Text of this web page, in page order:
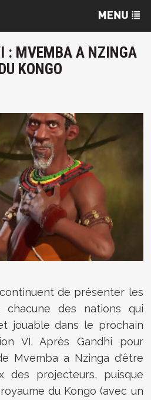
: MVEMBA A NZINGA
KONGO
de présenter les
des nations qui
jouable dans le prochain
VI. Après Gandhi pour
Mvemba a Nzinga d'être
des projecteurs, puisque
du Kongo (avec un